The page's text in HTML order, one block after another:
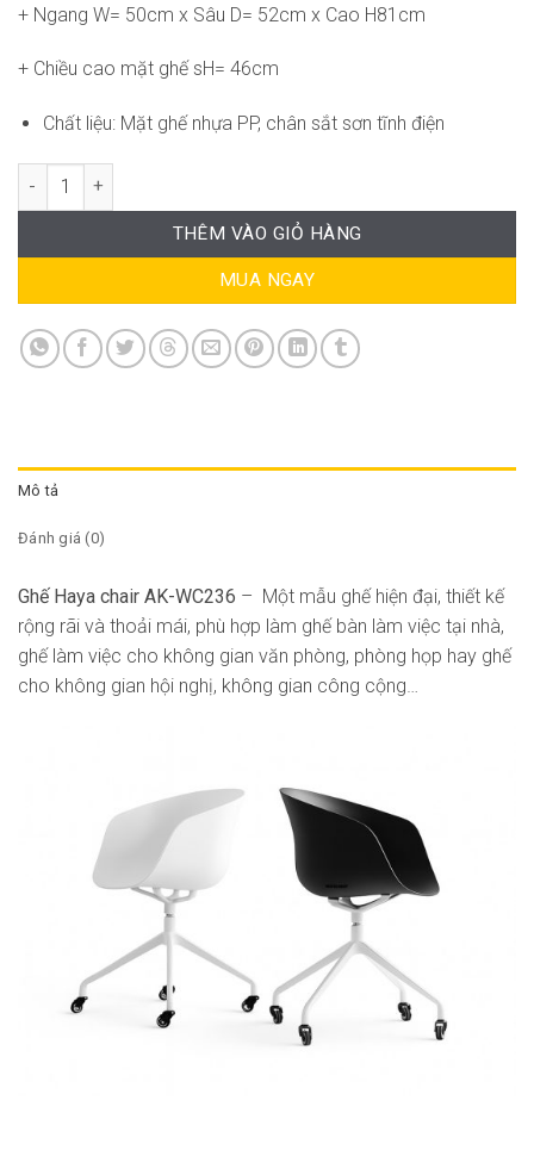
+ Ngang W= 50cm x Sâu D= 52cm x Cao H81cm
+ Chiều cao mặt ghế sH= 46cm
Chất liệu: Mặt ghế nhựa PP, chân sắt sơn tĩnh điện
Ghế Haya chair AK-WC236 số lượng
THÊM VÀO GIỎ HÀNG
MUA NGAY
Mô tả
Đánh giá (0)
Ghế Haya chair AK-WC236 – Một mẫu ghế hiện đại, thiết kế
rộng rãi và thoải mái, phù hợp làm ghế bàn làm việc tại nhà,
ghế làm việc cho không gian văn phòng, phòng họp hay ghế
cho không gian hội nghị, không gian công cộng…